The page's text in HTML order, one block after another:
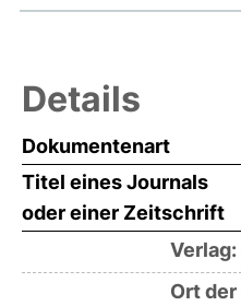
Details
Dokumentenart
Titel eines Journals
oder einer Zeitschrift
Verlag:
Ort der